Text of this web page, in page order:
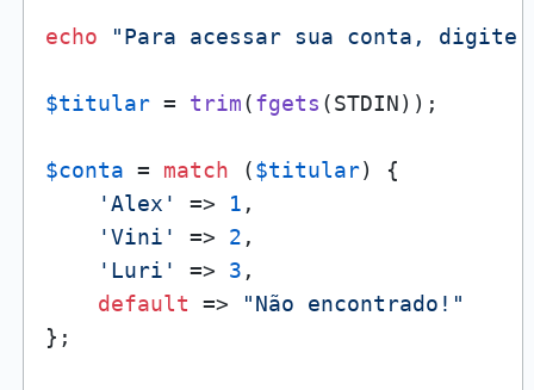
echo "Para acessar sua conta, digite
$titular = trim(fgets (STDIN));
$conta = match ($titular) {
'Alex'
=> 1 ,
'Vini'
=> 2 ,
'Luri'
=> 3 ,
default =>
"Não encontrado!"
};